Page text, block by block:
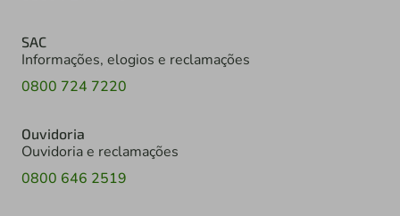
SAC
Informações, elogios e reclamações
0800 724 7220
Ouvidoria
Ouvidoria e reclamações
0800 646 2519